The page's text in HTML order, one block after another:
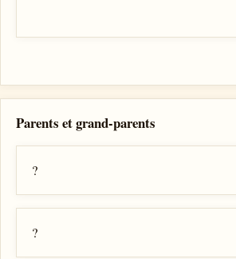
Parents et grand-parents
?
?